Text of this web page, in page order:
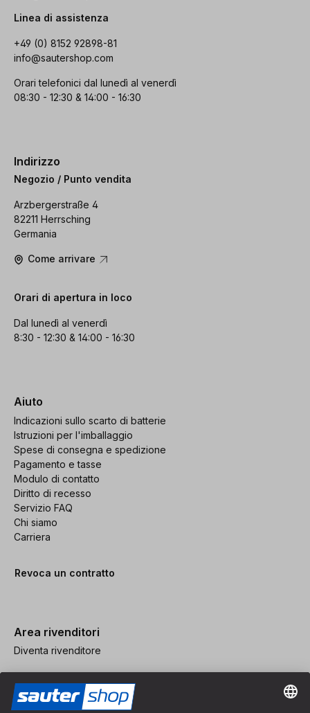
Linea di assistenza
+49 (0) 8152 92898-81
info@sautershop.com
Orari telefonici dal lunedì al venerdì
08:30 - 12:30 & 14:00 - 16:30
Indirizzo
Negozio / Punto vendita
Arzbergerstraße 4
82211 Herrsching
Germania
Come arrivare
Orari di apertura in loco
Dal lunedì al venerdì
8:30 - 12:30 & 14:00 - 16:30
Aiuto
Indicazioni sullo scarto di batterie
Istruzioni per l'imballaggio
Spese di consegna e spedizione
Pagamento e tasse
Modulo di contatto
Diritto di recesso
Servizio FAQ
Chi siamo
Carriera
Revoca un contratto
Area rivenditori
Diventa rivenditore